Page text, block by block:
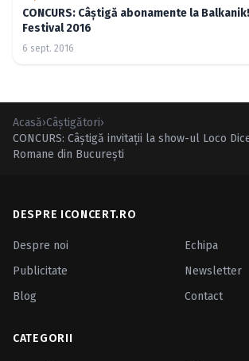
CONCURS: Câştigă abonamente la Balkanik!
Festival 2016
6 sept. 2016
Acasă›Câştigători›
CONCURS: Câştigă invitaţii la show-ul Loco
Romane din Bucureşti
DESPRE ICONCERT.RO
Despre noi
Echipa
Publicitate
Newsletter
Blog
Contact
CATEGORII